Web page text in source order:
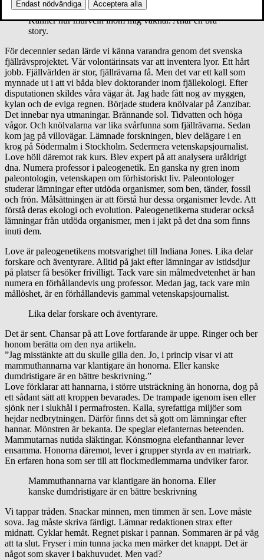
Känner hur murveln inom mig vaknar. Anar en bra
story.
För decennier sedan lärde vi känna varandra genom det svenska
fjällrävsprojektet. Vår volontärinsats var att inventera lyor. Ett hårt
jobb. Fjällvärlden är stor, fjällrävarna få. Men det var ett kall som
mynnade ut i att vi båda blev doktorander inom fjällekologi. Efter
disputationen skildes våra vägar åt. Jag hade fått nog av myggen,
kylan och de eviga regnen. Började studera knölvalar på Zanzibar.
Det innebar nya utmaningar. Brännande sol. Tidvatten och höga
vågor. Och knölvalarna var lika svårfunna som fjällrävarna. Sedan
kom jag på villovägar. Lämnade forskningen, blev delägare i en
krog på Södermalm i Stockholm. Sedermera vetenskapsjournalist.
Love höll däremot rak kurs. Blev expert på att analysera uråldrigt
dna. Numera professor i paleogenetik. En ganska ny gren inom
paleontologin, vetenskapen om förhistoriskt liv. Paleontologer
studerar lämningar efter utdöda organismer, som ben, tänder, fossil
och frön. Målsättningen är att förstå hur dessa organismer levde. Att
förstå deras ekologi och evolution. Paleogenetikerna studerar också
lämningar från utdöda organismer, men i jakt på det dna som finns
inuti dem.
Love är paleogenetikens motsvarighet till Indiana Jones. Lika delar
forskare och äventyrare. Alltid på jakt efter lämningar av istidsdjur
på platser få besöker frivilligt. Tack vare sin målmedvetenhet är han
numera en förhållandevis ung professor. Medan jag, tack vare min
mållöshet, är en förhållandevis gammal vetenskapsjournalist.
Lika delar forskare och äventyrare.
Det är sent. Chansar på att Love fortfarande är uppe. Ringer och ber
honom berätta om den nya artikeln.
”Jag misstänkte att du skulle gilla den. Jo, i princip visar vi att
mammuthannarna var klantigare än honorna. Eller kanske
dumdristigare är en bättre beskrivning.”
Love förklarar att hannarna, i större utsträckning än honorna, dog på
ett sådant sätt att kroppen bevarades. De trampade igenom isen eller
sjönk ner i slukhål i permafrosten. Kalla, syrefattiga miljöer som
hejdar nedbrytningen. Därför finns det så gott om lämningar efter
hannar. Mönstren är bekanta. De speglar elefanternas beteenden.
Mammutarnas nutida släktingar. Könsmogna elefanthannar lever
ensamma. Honorna däremot, lever i grupper styrda av en matriark.
En erfaren hona som ser till att flockmedlemmarna undviker faror.
Mammuthannarna var klantigare än honorna. Eller
kanske dumdristigare är en bättre beskrivning
Vi tappar tråden. Snackar minnen, men timmen är sen. Love måste
sova. Jag måste skriva färdigt. Lämnar redaktionen strax efter
midnatt. Cyklar hemåt. Regnet piskar i pannan. Sommaren är på väg
att ta slut. Fryser i min tunna jacka men märker det knappt. Det är
något som skaver i bakhuvudet. Men vad?
Endast nödvändiga Acceptera alla